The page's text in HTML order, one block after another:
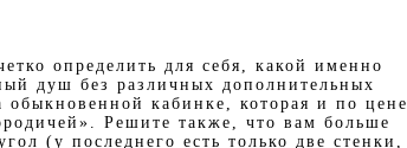
определить для себя, какой именно
душ без различных дополнительных
кабинке, которая и по цене
Решите также, что вам больше
(у последнего есть только две стенки,